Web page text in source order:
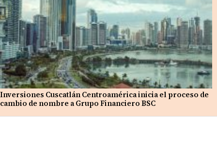
Inversiones Cuscatlán Centroamérica inicia el proceso de
cambio de nombre a Grupo Financiero BSC